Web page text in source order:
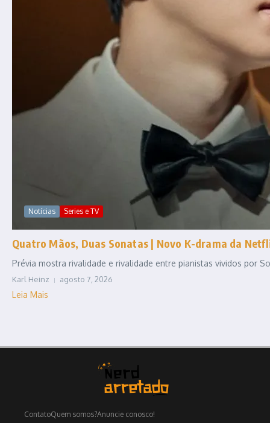
Notícias Series e TV
Quatro Mãos, Duas Sonatas | Novo K-drama da
Prévia mostra rivalidade e rivalidade entre pianistas vividos por
Karl Heinz agosto 7, 2026
Leia Mais
ContatoQuem somos?Anuncie conosco!